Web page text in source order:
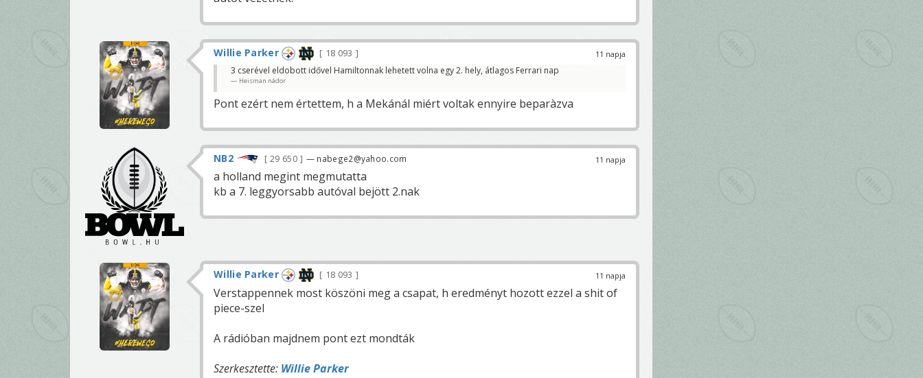
11 napja
Willie Parker
18 093
3 cserével eldobott idővel Hamiltonnak lehetett volna egy 2. hely, átlagos Ferrari nap
Heisman nádor
Pont ezért nem értettem, h a Mekánál miért voltak ennyire beparàzva
11 napja
NB2 29 650 — nabege2@yahoo.com
a holland megint megmutatta
kb a 7. leggyorsabb autóval bejött 2.nak
11 napja
Willie Parker 18 093
Verstappennek most köszöni meg a csapat, h eredményt hozott ezzel a shit of
piece-szel
A rádióban majdnem pont ezt mondták
Szerkesztette: Willie Parker